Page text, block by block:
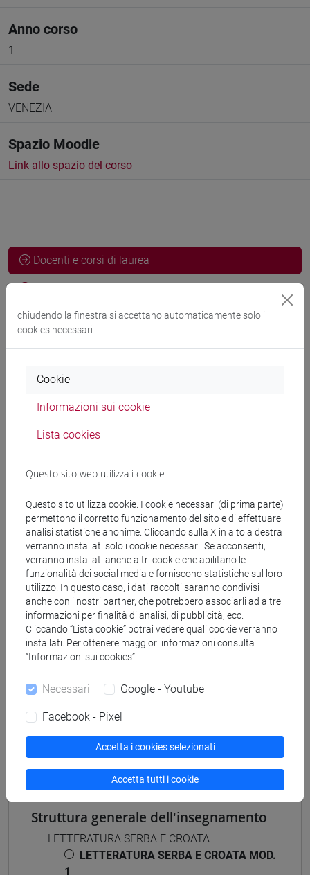
Anno corso
1
Sede
VENEZIA
Spazio Moodle
Link allo spazio del corso
Docenti e corsi di laurea
Programma
docente non assegnato
Materiali didattici
Materiali su Moodle
Corsi di studio e percorsi
[LM3] LINGUE E LETTERATURE EUROPEE,
AMERICANE E POSTCOLONIALI - Laurea
magistrale (DM270)
letterature e culture
Insegnamenti mutuati
STORIA DELLE CULTURE DELL'AREA POST-
JUGOSLAVA [LM2870]
Struttura generale dell'insegnamento
LETTERATURA SERBA E CROATA
LETTERATURA SERBA E CROATA MOD.
1
chiudendo la finestra si accettano automaticamente solo i
cookies necessari
Cookie
Informazioni sui cookie
Lista cookies
Questo sito web utilizza i cookie
Questo sito utilizza cookie. I cookie necessari (di prima parte)
permettono il corretto funzionamento del sito e di effettuare
analisi statistiche anonime. Cliccando sulla X in alto a destra
verranno installati solo i cookie necessari. Se acconsenti,
verranno installati anche altri cookie che abilitano le
funzionalità dei social media e forniscono statistiche sul loro
utilizzo. In questo caso, i dati raccolti saranno condivisi
anche con i nostri partner, che potrebbero associarli ad altre
informazioni per finalità di analisi, di pubblicità, ecc.
Cliccando “Lista cookie” potrai vedere quali cookie verranno
installati. Per ottenere maggiori informazioni consulta
“Informazioni sui cookies”.
Necessari Google - Youtube
Facebook - Pixel
Accetta i cookies selezionati
Accetta tutti i cookie